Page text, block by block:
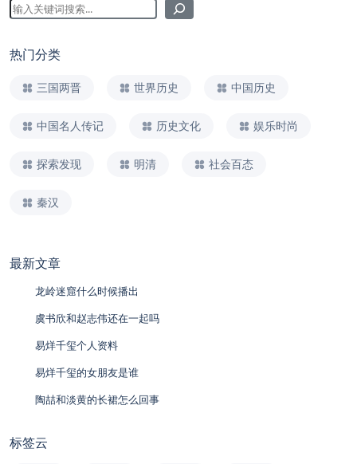
热门分类
三国两晋 世界历史 中国历史
中国名人传记 历史文化 娱乐时尚
探索发现 明清 社会百态
秦汉
最新文章
龙岭迷窟什么时候播出
虞书欣和赵志伟还在一起吗
易烊千玺个人资料
易烊千玺的女朋友是谁
陶喆和淡黄的长裙怎么回事
标签云